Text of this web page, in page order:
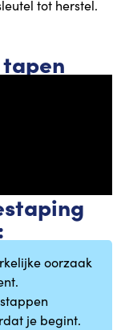
tot herstel.
oorzaak
je begint.